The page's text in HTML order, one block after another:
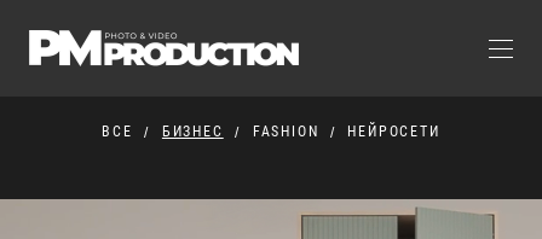
ВСЕ БИЗНЕС FASHION НЕЙРОСЕТИ